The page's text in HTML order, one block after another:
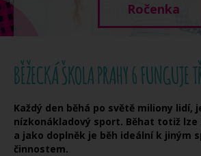
Ročenka
BĚŽECKÁ ŠKOLA PRAHY 6 FUNGUJE
Každý den běhá po světě miliony lidí,
nízkonákladový sport. Běhat totiž lze
a jako doplněk je běh ideální k jiným
činnostem.